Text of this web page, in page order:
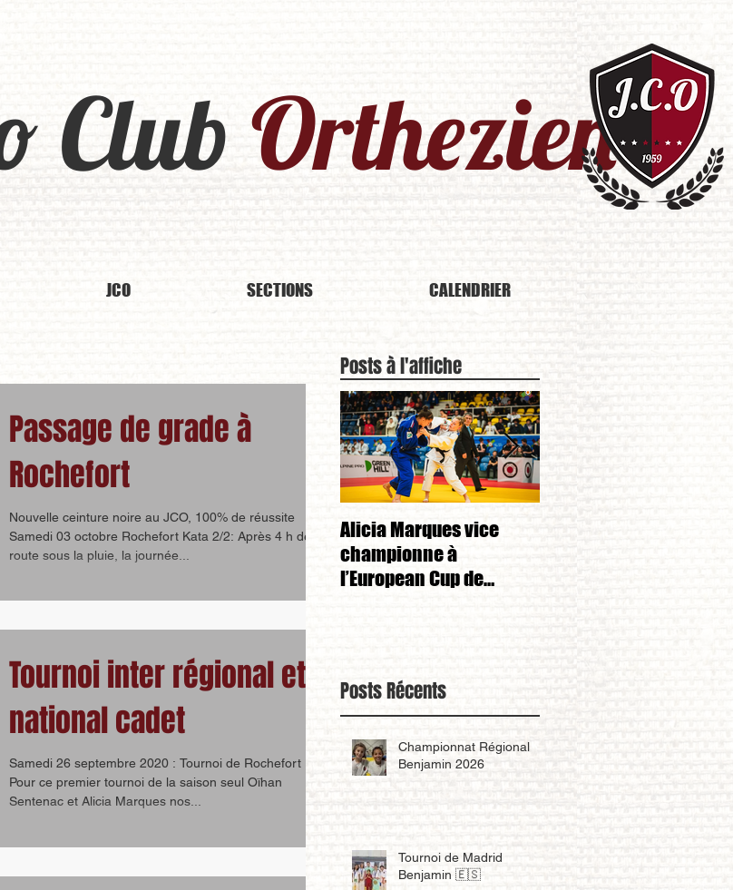
Club Orthezien​
JCO SECTIONS CALENDRIER
Passage de grade à
Rochefort
Nouvelle ceinture noire au JCO, 100% de réussite
Samedi 03 octobre Rochefort Kata 2/2: Après 4 h de
route sous la pluie, la journée...
Tournoi inter régional et
national cadet
Samedi 26 septembre 2020 : Tournoi de Rochefort
Pour ce premier tournoi de la saison seul Oïhan
Sentenac et Alicia Marques nos...
Posts à l'affiche
Alicia Marques vice
championne à
l’European Cup de
Posts Récents
Championnat Régional
Benjamin 2026
Tournoi de Madrid
Benjamin 🇪🇸